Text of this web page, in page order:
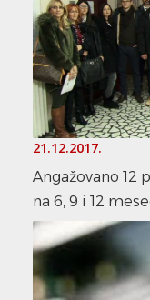
21.12.2017.
Angažovano 12
na 6, 9 i 12